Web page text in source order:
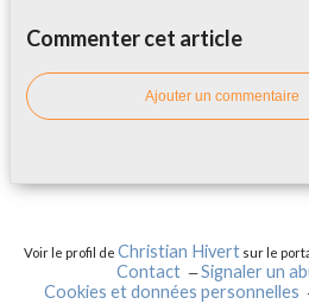
Commenter cet article
Ajouter un commentaire
Voir le profil deChristian Hivert sur le
Contact
Signaler un
Cookies et données personnelles